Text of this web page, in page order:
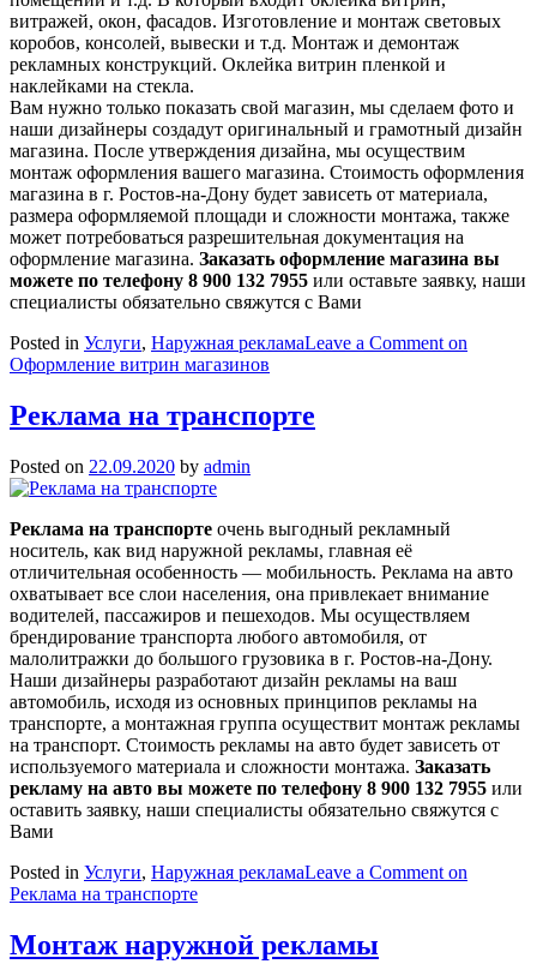
витражей, окон, фасадов. Изготовление и монтаж световых
коробов, консолей, вывески и т.д. Монтаж и демонтаж
рекламных конструкций. Оклейка витрин пленкой и
наклейками на стекла.
Вам нужно только показать свой магазин, мы сделаем фото и
наши дизайнеры создадут оригинальный и грамотный дизайн
магазина. После утверждения дизайна, мы осуществим
монтаж оформления вашего магазина. Стоимость оформления
магазина в г. Ростов-на-Дону будет зависеть от материала,
размера оформляемой площади и сложности монтажа, также
может потребоваться разрешительная документация на
оформление магазина. Заказать оформление магазина вы
можете по телефону 8 900 132 7955 или оставьте заявку, наши
специалисты обязательно свяжутся с Вами
Posted in Услуги, Наружная рекламаLeave a Commenton
Оформление витрин магазинов
Реклама на транспорте
Posted on 22.09.2020 by admin
Реклама на транспорте очень выгодный рекламный
носитель, как вид наружной рекламы, главная её
отличительная особенность — мобильность. Реклама на авто
охватывает все слои населения, она привлекает внимание
водителей, пассажиров и пешеходов. Мы осуществляем
брендирование транспорта любого автомобиля, от
малолитражки до большого грузовика в г. Ростов-на-Дону.
Наши дизайнеры разработают дизайн рекламы на ваш
автомобиль, исходя из основных принципов рекламы на
транспорте, а монтажная группа осуществит монтаж рекламы
на транспорт. Стоимость рекламы на авто будет зависеть от
используемого материала и сложности монтажа. Заказать
рекламу на авто вы можете по телефону 8 900 132 7955 или
оставить заявку, наши специалисты обязательно свяжутся с
Вами
Posted in Услуги, Наружная рекламаLeave a Comment on
Реклама на транспорте
Монтаж наружной рекламы